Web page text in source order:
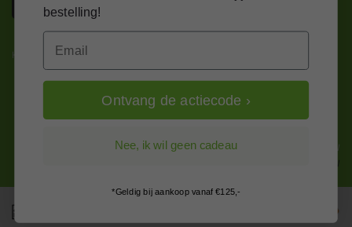
Kitcentrum is trots op:
Alle prijzen zijn in EURO en excl. 21% BTW
wijzig naar incl. BTW
bestelling!
Email
Ontvang de actiecode ›
Nee, ik wil geen cadeau
*Geldig bij aankoop vanaf €125,-